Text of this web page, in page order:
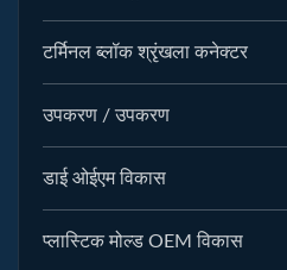
टर्मिनल ब्लॉक श्रृंखला कनेक्टर
उपकरण / उपकरण
डाई ओईएम विकास
प्लास्टिक मोल्ड OEM विकास